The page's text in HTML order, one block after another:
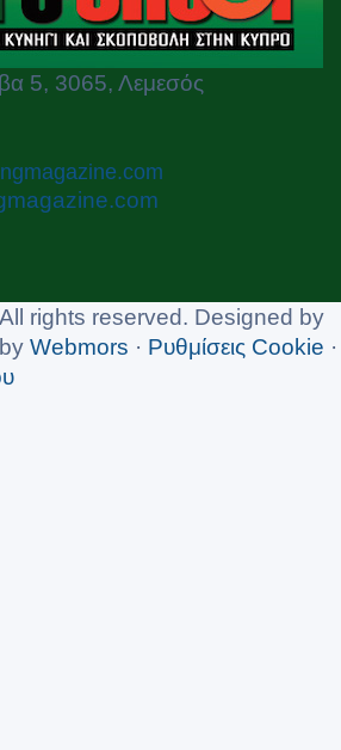
5, 3065, Λεμεσός
rights reserved. Designed by
Webmors · Ρυθμίσεις Cookie ·